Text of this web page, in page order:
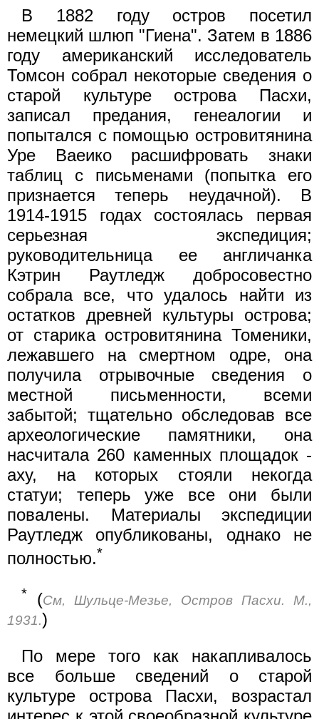
В 1882 году остров посетил
немецкий шлюп "Гиена". Затем в 1886
году американский исследователь
Томсон собрал некоторые сведения о
старой культуре острова Пасхи,
записал предания, генеалогии и
попытался с помощью островитянина
Уре Ваеико расшифровать знаки
таблиц с письменами (попытка его
признается теперь неудачной). В
1914-1915 годах состоялась первая
серьезная экспедиция;
руководительница ее англичанка
Кэтрин Раутледж добросовестно
собрала все, что удалось найти из
остатков древней культуры острова;
от старика островитянина Томеники,
лежавшего на смертном одре, она
получила отрывочные сведения о
местной письменности, всеми
забытой; тщательно обследовав все
археологические памятники, она
насчитала 260 каменных площадок -
аху, на которых стояли некогда
статуи; теперь уже все они были
повалены. Материалы экспедиции
Раутледж опубликованы, однако не
полностью.*
* (См, Шульце-Мезье, Остров Пасхи. М.,
1931.)
По мере того как накапливалось
все больше сведений о старой
культуре острова Пасхи, возрастал